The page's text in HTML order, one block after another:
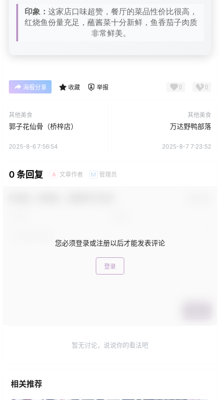
印象： 这家店口味超赞，餐厅的菜品性价比很高，
红烧鱼份量充足，蘸酱菜十分新鲜，鱼香茄子肉质
非常鲜美。
海报分享 收藏 举报 0 0
其他美食
郭子花仙骨（桥梓店）
2025-8-6 7:56:54
其他美食
万达野鸭部落
2025-8-7 7:23:52
0 条回复 A 文章作者 M 管理员
您必须登录或注册以后才能发表评论
登录
暂无讨论，说说你的看法吧
相关推荐